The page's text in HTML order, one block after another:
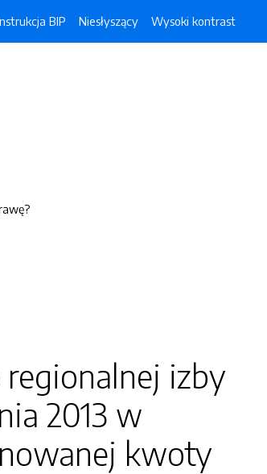
BIP Niesłyszący Wysoki kontrast
regionalnej izby
2013 w
kwoty